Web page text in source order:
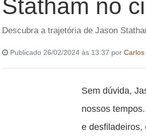
Statham no
Descubra a trajetória de Jason
Publicado 26/02/2024 às 13:37 por
Sem dúvida,
nossos
e desfiladeiros,